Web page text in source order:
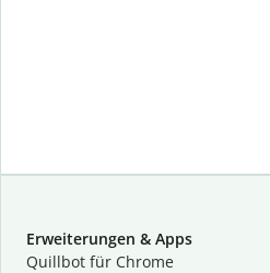
Erweiterungen & Apps
Quillbot für Chrome